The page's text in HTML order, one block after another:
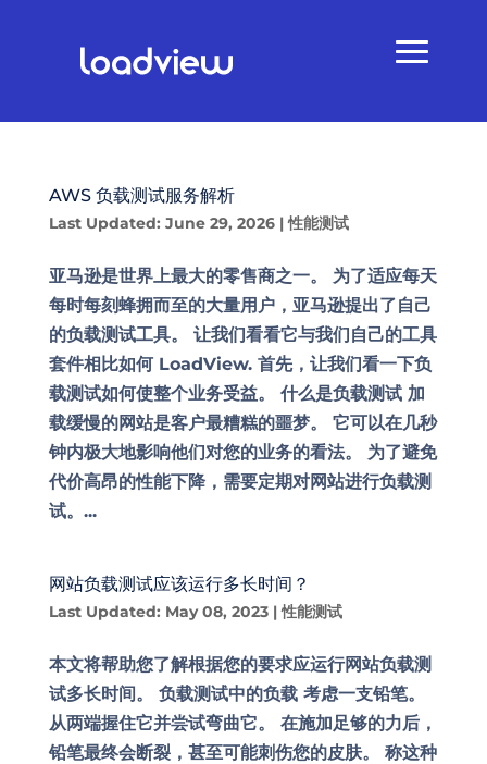
AWS 负载测试服务解析
Last Updated: June 29, 2026|性能测试
亚马逊是世界上最大的零售商之一。 为了适应每天
每时每刻蜂拥而至的大量用户，亚马逊提出了自己
的负载测试工具。 让我们看看它与我们自己的工具
套件相比如何 LoadView. 首先，让我们看一下负
载测试如何使整个业务受益。 什么是负载测试 加
载缓慢的网站是客户最糟糕的噩梦。 它可以在几秒
钟内极大地影响他们对您的业务的看法。 为了避免
代价高昂的性能下降，需要定期对网站进行负载测
试。...
网站负载测试应该运行多长时间？
Last Updated: May 08, 2023|性能测试
本文将帮助您了解根据您的要求应运行网站负载测
试多长时间。 负载测试中的负载 考虑一支铅笔。
从两端握住它并尝试弯曲它。 在施加足够的力后，
铅笔最终会断裂，甚至可能刺伤您的皮肤。 称这种